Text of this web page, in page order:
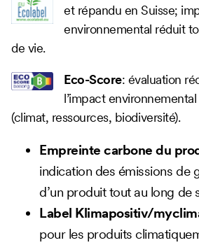
et répandu en Suisse;
environnemental réduit
de vie.
Eco-Score: évaluation
l’impact
(climat, ressources, biodiversité).
Empreinte carbone du
indication des émissions de
d’un produit tout au long de
Label Klimapositiv/
pour les produits